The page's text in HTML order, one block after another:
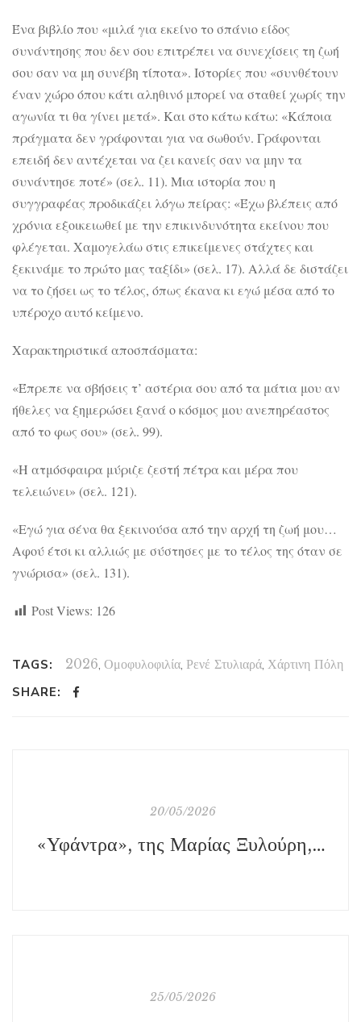
Ένα βιβλίο που «μιλά για εκείνο το σπάνιο είδος
συνάντησης που δεν σου επιτρέπει να συνεχίσεις τη ζωή
σου σαν να μη συνέβη τίποτα». Ιστορίες που «συνθέτουν
έναν χώρο όπου κάτι αληθινό μπορεί να σταθεί χωρίς την
αγωνία τι θα γίνει μετά». Και στο κάτω κάτω: «Κάποια
πράγματα δεν γράφονται για να σωθούν. Γράφονται
επειδή δεν αντέχεται να ζει κανείς σαν να μην τα
συνάντησε ποτέ» (σελ. 11). Μια ιστορία που η
συγγραφέας προδικάζει λόγω πείρας: «Έχω βλέπεις από
χρόνια εξοικειωθεί με την επικινδυνότητα εκείνου που
φλέγεται. Χαμογελάω στις επικείμενες στάχτες και
ξεκινάμε το πρώτο μας ταξίδι» (σελ. 17). Αλλά δε διστάζει
να το ζήσει ως το τέλος, όπως έκανα κι εγώ μέσα από το
υπέροχο αυτό κείμενο.
Χαρακτηριστικά αποσπάσματα:
«Έπρεπε να σβήσεις τ’ αστέρια σου από τα μάτια μου αν
ήθελες να ξημερώσει ξανά ο κόσμος μου ανεπηρέαστος
από το φως σου» (σελ. 99).
«Η ατμόσφαιρα μύριζε ζεστή πέτρα και μέρα που
τελειώνει» (σελ. 121).
«Εγώ για σένα θα ξεκινούσα από την αρχή τη ζωή μου…
Αφού έτσι κι αλλιώς με σύστησες με το τέλος της όταν σε
γνώρισα» (σελ. 131).
Post Views: 126
TAGS: 2026, Ομοφυλοφιλία, Ρενέ Στυλιαρά, Χάρτινη Πόλη
SHARE:
20/05/2026
«Υφάντρα», της Μαρίας Ξυλούρη, εκδ. Μεταίχμιο
25/05/2026